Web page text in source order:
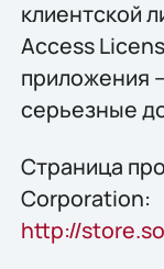
клиентской
Access
приложения
серьезные
Страница
Corporation:
http://